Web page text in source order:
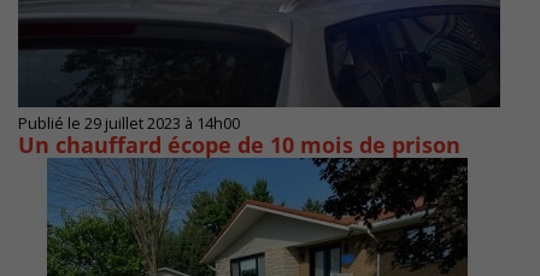
Publié le 29 juillet 2023 à 14h00
Un chauffard écope de 10 mois de prison